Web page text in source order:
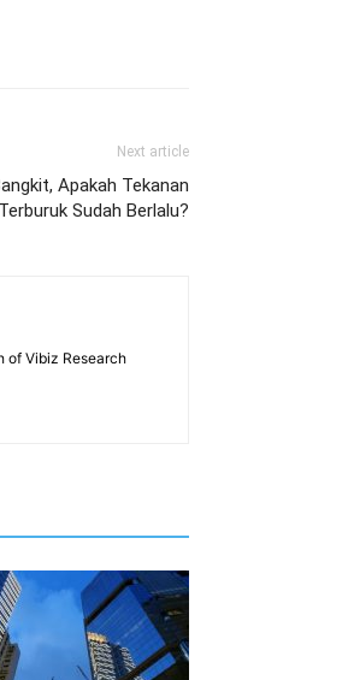
Next article
Apakah Tekanan
Terburuk Sudah Berlalu?
of Vibiz Research